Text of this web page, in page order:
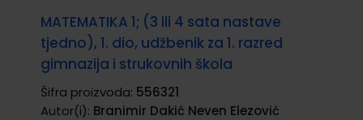
MATEMATIKA 1; (3 ili 4 sata nastave
tjedno), 1. dio, udžbenik za 1. razred
gimnazija i strukovnih škola
Šifra proizvoda: 556321
Autor(i): Branimir Dakić Neven Elezović